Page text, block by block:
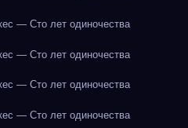
— Сто лет одиночества
— Сто лет одиночества
— Сто лет одиночества
— Сто лет одиночества